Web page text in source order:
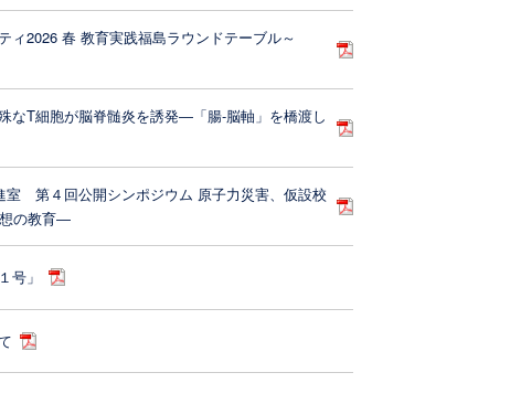
ィ2026 春 教育実践福島ラウンドテーブル～
なT細胞が脳脊髄炎を誘発―「腸-脳軸」を橋渡し
室 第４回公開シンポジウム 原子力災害、仮設校
の教育―
号」